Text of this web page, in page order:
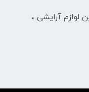
لوازم آرایشی ،